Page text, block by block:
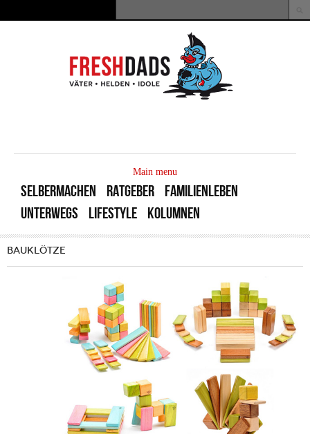
Suchformular
Main menu
SELBERMACHEN RATGEBER
FAMILIENLEBEN
UNTERWEGS
LIFESTYLE KOLUMNEN
BAUKLÖTZE